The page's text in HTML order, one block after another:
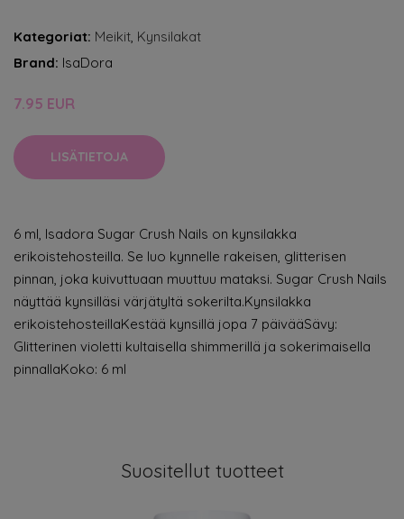
Kategoriat: Meikit, Kynsilakat
Brand: IsaDora
7.95 EUR
LISÄTIETOJA
6 ml, Isadora Sugar Crush Nails on kynsilakka
erikoistehosteilla. Se luo kynnelle rakeisen, glitterisen
pinnan, joka kuivuttuaan muuttuu mataksi. Sugar Crush Nails
näyttää kynsilläsi värjätyltä sokerilta.Kynsilakka
erikoistehosteillaKestää kynsillä jopa 7 päivääSävy:
Glitterinen violetti kultaisella shimmerillä ja sokerimaisella
pinnallaKoko: 6 ml
Suositellut tuotteet